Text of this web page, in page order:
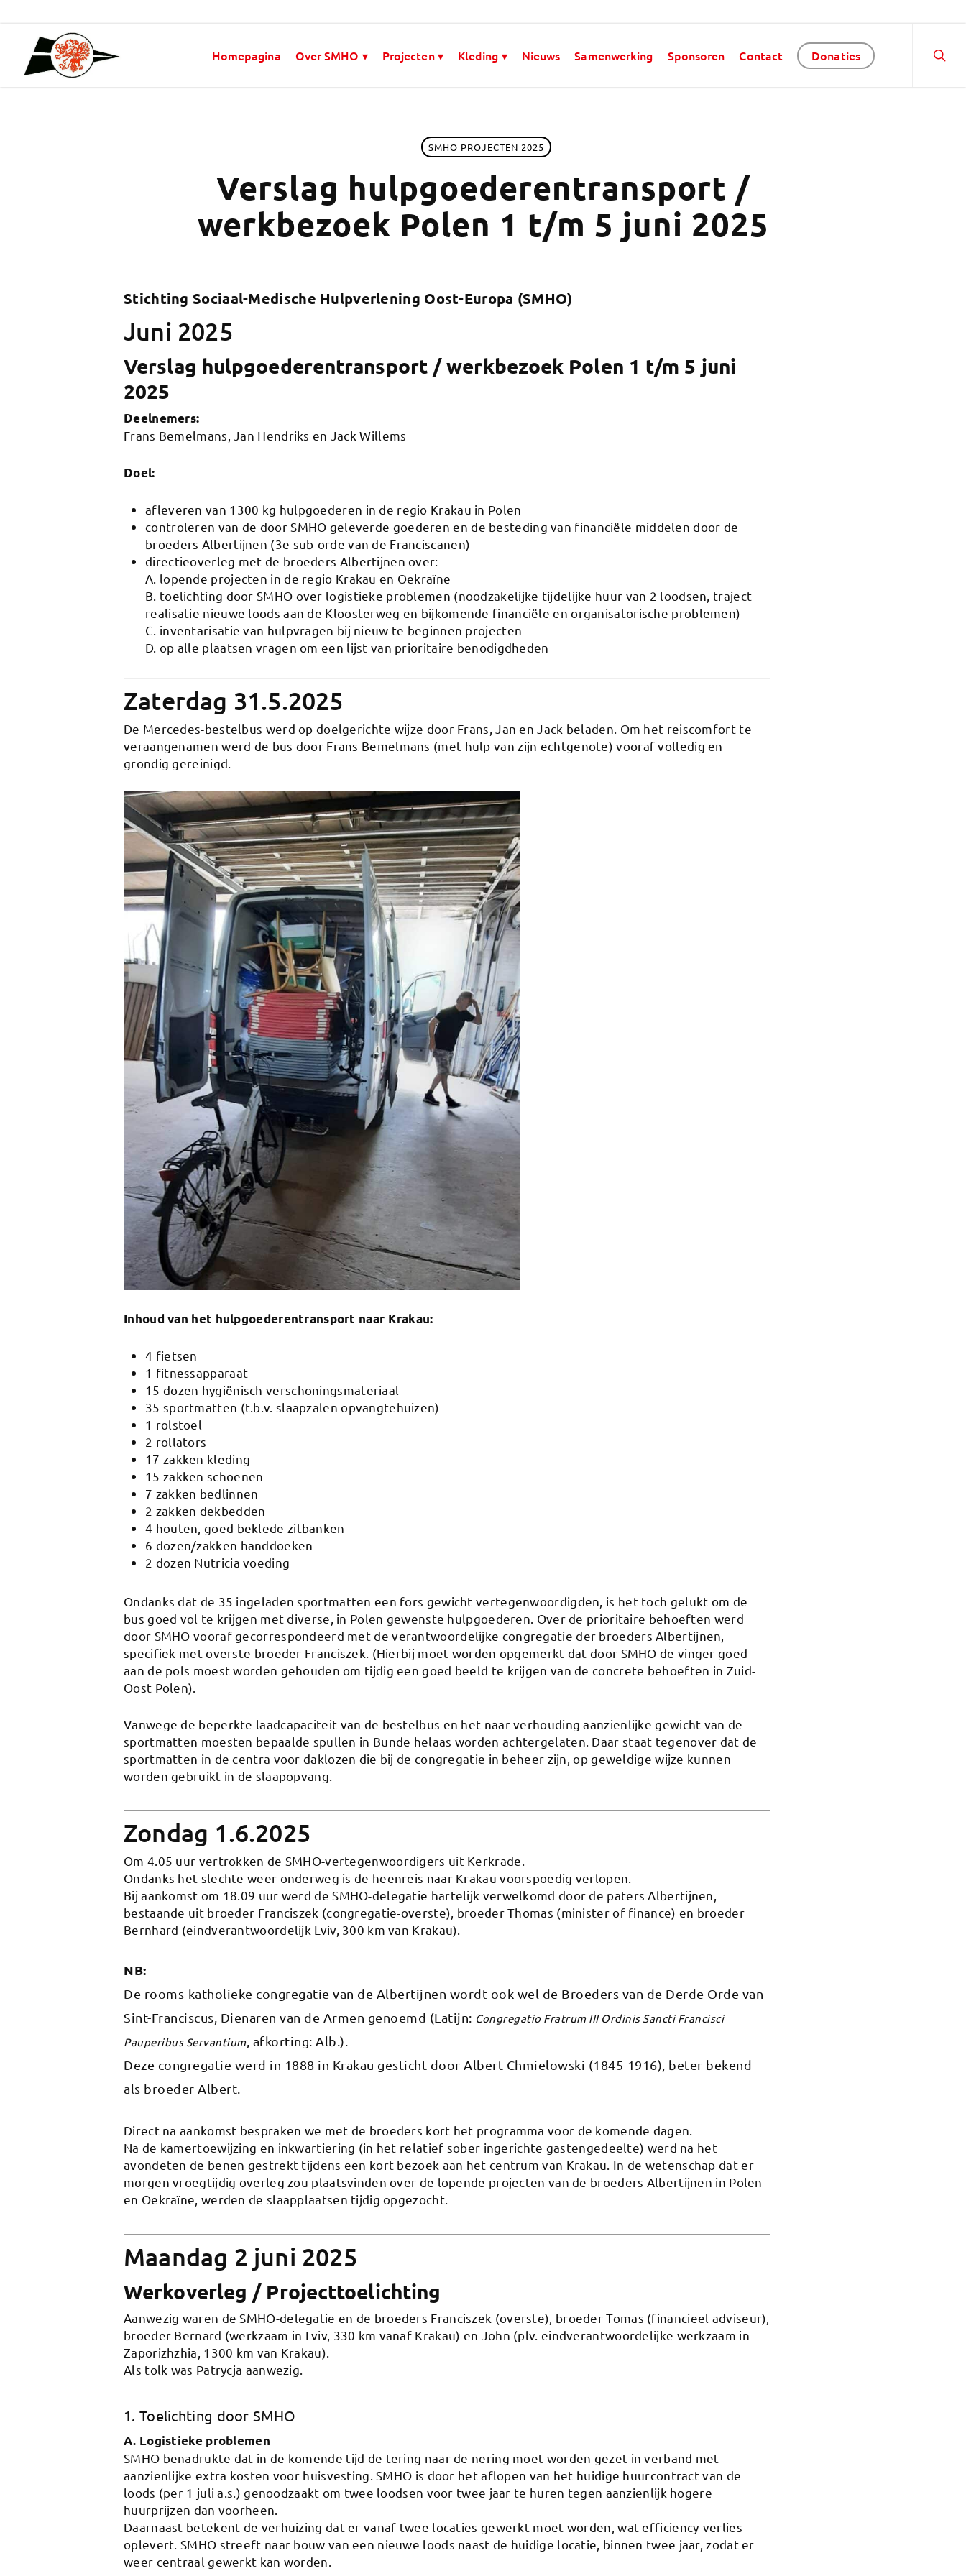
Homepagina Over SMHO ▾ Projecten ▾ Kleding ▾ Nieuws Samenwerking Sponsoren Contact Donaties
SMHO PROJECTEN 2025
Verslag hulpgoederentransport /
werkbezoek Polen 1 t/m 5 juni 2025
Stichting Sociaal-Medische Hulpverlening Oost-Europa (SMHO)
Juni 2025
Verslag hulpgoederentransport / werkbezoek Polen 1 t/m 5 juni
2025
Deelnemers:
Frans Bemelmans, Jan Hendriks en Jack Willems
Doel:
afleveren van 1300 kg hulpgoederen in de regio Krakau in Polen
controleren van de door SMHO geleverde goederen en de besteding van financiële middelen door de
broeders Albertijnen (3e sub-orde van de Franciscanen)
directieoverleg met de broeders Albertijnen over:
A. lopende projecten in de regio Krakau en Oekraïne
B. toelichting door SMHO over logistieke problemen (noodzakelijke tijdelijke huur van 2 loodsen, traject
realisatie nieuwe loods aan de Kloosterweg en bijkomende financiële en organisatorische problemen)
C. inventarisatie van hulpvragen bij nieuw te beginnen projecten
D. op alle plaatsen vragen om een lijst van prioritaire benodigdheden
Zaterdag 31.5.2025
De Mercedes-bestelbus werd op doelgerichte wijze door Frans, Jan en Jack beladen. Om het reiscomfort te
veraangenamen werd de bus door Frans Bemelmans (met hulp van zijn echtgenote) vooraf volledig en
grondig gereinigd.
Inhoud van het hulpgoederentransport naar Krakau:
4 fietsen
1 fitnessapparaat
15 dozen hygiënisch verschoningsmateriaal
35 sportmatten (t.b.v. slaapzalen opvangtehuizen)
1 rolstoel
2 rollators
17 zakken kleding
15 zakken schoenen
7 zakken bedlinnen
2 zakken dekbedden
4 houten, goed beklede zitbanken
6 dozen/zakken handdoeken
2 dozen Nutricia voeding
Ondanks dat de 35 ingeladen sportmatten een fors gewicht vertegenwoordigden, is het toch gelukt om de
bus goed vol te krijgen met diverse, in Polen gewenste hulpgoederen. Over de prioritaire behoeften werd
door SMHO vooraf gecorrespondeerd met de verantwoordelijke congregatie der broeders Albertijnen,
specifiek met overste broeder Franciszek. (Hierbij moet worden opgemerkt dat door SMHO de vinger goed
aan de pols moest worden gehouden om tijdig een goed beeld te krijgen van de concrete behoeften in Zuid-
Oost Polen).
Vanwege de beperkte laadcapaciteit van de bestelbus en het naar verhouding aanzienlijke gewicht van de
sportmatten moesten bepaalde spullen in Bunde helaas worden achtergelaten. Daar staat tegenover dat de
sportmatten in de centra voor daklozen die bij de congregatie in beheer zijn, op geweldige wijze kunnen
worden gebruikt in de slaapopvang.
Zondag 1.6.2025
Om 4.05 uur vertrokken de SMHO-vertegenwoordigers uit Kerkrade.
Ondanks het slechte weer onderweg is de heenreis naar Krakau voorspoedig verlopen.
Bij aankomst om 18.09 uur werd de SMHO-delegatie hartelijk verwelkomd door de paters Albertijnen,
bestaande uit broeder Franciszek (congregatie-overste), broeder Thomas (minister of finance) en broeder
Bernhard (eindverantwoordelijk Lviv, 300 km van Krakau).
NB:
De rooms-katholieke congregatie van de Albertijnen wordt ook wel de Broeders van de Derde Orde van
Sint-Franciscus, Dienaren van de Armen genoemd (Latijn: Congregatio Fratrum III Ordinis Sancti Francisci
Pauperibus Servantium, afkorting: Alb.).
Deze congregatie werd in 1888 in Krakau gesticht door Albert Chmielowski (1845-1916), beter bekend
als broeder Albert.
Direct na aankomst bespraken we met de broeders kort het programma voor de komende dagen.
Na de kamertoewijzing en inkwartiering (in het relatief sober ingerichte gastengedeelte) werd na het
avondeten de benen gestrekt tijdens een kort bezoek aan het centrum van Krakau. In de wetenschap dat er
morgen vroegtijdig overleg zou plaatsvinden over de lopende projecten van de broeders Albertijnen in Polen
en Oekraïne, werden de slaapplaatsen tijdig opgezocht.
Maandag 2 juni 2025
Werkoverleg / Projecttoelichting
Aanwezig waren de SMHO-delegatie en de broeders Franciszek (overste), broeder Tomas (financieel adviseur),
broeder Bernard (werkzaam in Lviv, 330 km vanaf Krakau) en John (plv. eindverantwoordelijke werkzaam in
Zaporizhzhia, 1300 km van Krakau).
Als tolk was Patrycja aanwezig.
1. Toelichting door SMHO
A. Logistieke problemen
SMHO benadrukte dat in de komende tijd de tering naar de nering moet worden gezet in verband met
aanzienlijke extra kosten voor huisvesting. SMHO is door het aflopen van het huidige huurcontract van de
loods (per 1 juli a.s.) genoodzaakt om twee loodsen voor twee jaar te huren tegen aanzienlijk hogere
huurprijzen dan voorheen.
Daarnaast betekent de verhuizing dat er vanaf twee locaties gewerkt moet worden, wat efficiency-verlies
oplevert. SMHO streeft naar bouw van een nieuwe loods naast de huidige locatie, binnen twee jaar, zodat er
weer centraal gewerkt kan worden.